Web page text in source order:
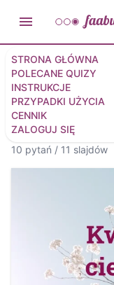
STRONA GŁÓWNA
POLECANE QUIZY
INSTRUKCJE
PRZYPADKI UŻYCIA
CENNIK
ZALOGUJ SIĘ
Wybrane quizy
Kwietniowy
10 pytań / 11 slajdów